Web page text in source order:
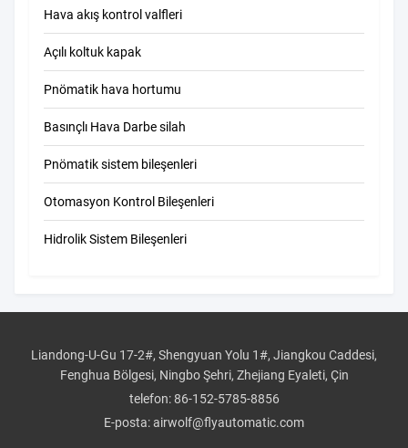
Hava akış kontrol valfleri
Açılı koltuk kapak
Pnömatik hava hortumu
Basınçlı Hava Darbe silah
Pnömatik sistem bileşenleri
Otomasyon Kontrol Bileşenleri
Hidrolik Sistem Bileşenleri
Liandong-U-Gu 17-2#, Shengyuan Yolu 1#, Jiangkou Caddesi,
Fenghua Bölgesi, Ningbo Şehri, Zhejiang Eyaleti, Çin
telefon:86-152-5785-8856
E-posta:airwolf@flyautomatic.com